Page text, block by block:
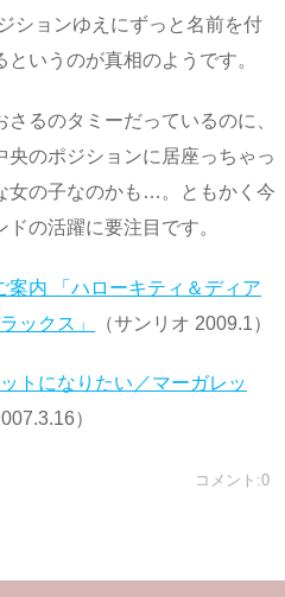
ションゆえにずっと名前を付
いうのが真相のようです。
るのタミーだっているのに、
のポジションに居座っちゃっ
女の子なのかも…。ともかく今
の活躍に要注目です。
案内 「ハローキティ＆ディア
ックス」
（サンリオ 2009.1）
トになりたい／マーガレッ
）
コメント:0